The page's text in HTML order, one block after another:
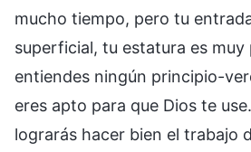
mucho tiempo, pero tu
superficial, tu estatura es muy
entiendes ningún principio-
eres apto para que Dios te
lograrás hacer bien el trabajo